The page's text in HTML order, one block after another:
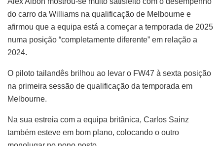
do carro da Williams na qualificação de Melbourne e
afirmou que a equipa está a começar a temporada de 2025
numa posição “completamente diferente” em relação a
2024.
O piloto tailandês brilhou ao levar o FW47 à sexta posição
na primeira sessão de qualificação da temporada em
Melbourne.
Na sua estreia com a equipa britânica, Carlos Sainz
também esteve em bom plano, colocando o outro